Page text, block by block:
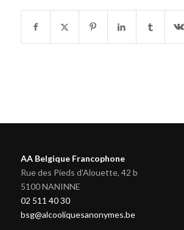
AA Belgique Francophone
Rue des Pieds d'Alouette, 42 b
5100 NANINNE
02 511 40 30
bsg@alcooliquesanonymes.be